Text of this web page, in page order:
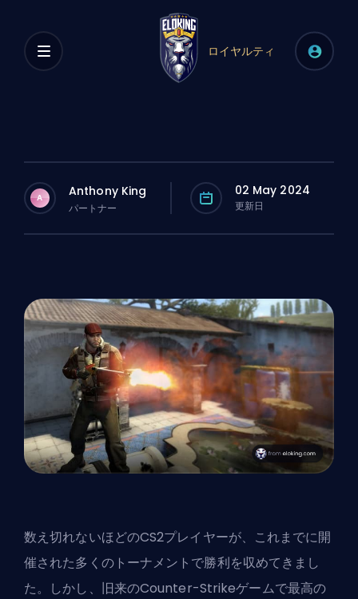
ロイヤルティ
A Anthony King
パートナー
02 May 2024
更新日
数え切れないほどのCS2プレイヤーが、これまでに開
催された多くのトーナメントで勝利を収めてきまし
た。しかし、旧来のCounter-Strikeゲームで最高の